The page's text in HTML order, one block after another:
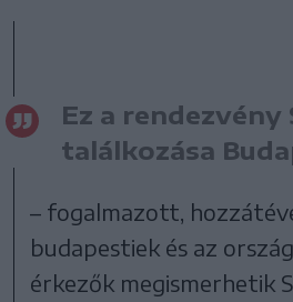
Ez a
találkozása
– fogalmazott,
budapestiek és az
érkezők megismerhetik